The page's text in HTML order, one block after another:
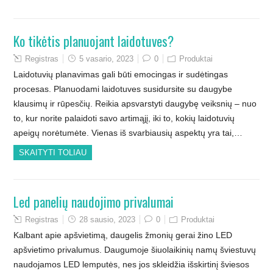
Ko tikėtis planuojant laidotuves?
Registras 5 vasario, 2023 0 Produktai
Laidotuvių planavimas gali būti emocingas ir sudėtingas
procesas. Planuodami laidotuves susidursite su daugybe
klausimų ir rūpesčių. Reikia apsvarstyti daugybę veiksnių – nuo
to, kur norite palaidoti savo artimąjį, iki to, kokių laidotuvių
apeigų norėtumėte. Vienas iš svarbiausių aspektų yra tai,…
SKAITYTI TOLIAU
Led panelių naudojimo privalumai
Registras 28 sausio, 2023 0 Produktai
Kalbant apie apšvietimą, daugelis žmonių gerai žino LED
apšvietimo privalumus. Daugumoje šiuolaikinių namų šviestuvų
naudojamos LED lemputės, nes jos skleidžia išskirtinį šviesos